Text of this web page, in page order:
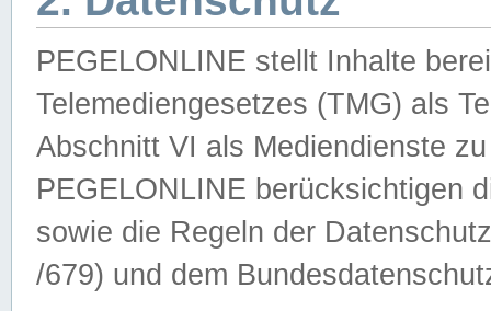
PEGELONLINE stellt Inhalte
Telemediengesetzes (TMG) als
Abschnitt VI als Mediendienste
PEGELONLINE berücksichtigen
sowie die Regeln der
/679) und dem